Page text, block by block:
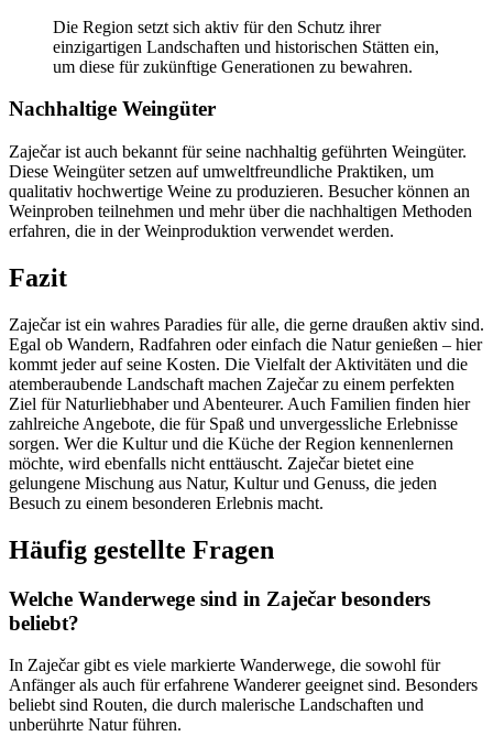
Die Region setzt sich aktiv für den Schutz ihrer
einzigartigen Landschaften und historischen Stätten ein,
um diese für zukünftige Generationen zu bewahren.
Nachhaltige Weingüter
Zaječar ist auch bekannt für seine nachhaltig geführten Weingüter.
Diese Weingüter setzen auf umweltfreundliche Praktiken, um
qualitativ hochwertige Weine zu produzieren. Besucher können an
Weinproben teilnehmen und mehr über die nachhaltigen Methoden
erfahren, die in der Weinproduktion verwendet werden.
Fazit
Zaječar ist ein wahres Paradies für alle, die gerne draußen aktiv sind.
Egal ob Wandern, Radfahren oder einfach die Natur genießen – hier
kommt jeder auf seine Kosten. Die Vielfalt der Aktivitäten und die
atemberaubende Landschaft machen Zaječar zu einem perfekten
Ziel für Naturliebhaber und Abenteurer. Auch Familien finden hier
zahlreiche Angebote, die für Spaß und unvergessliche Erlebnisse
sorgen. Wer die Kultur und die Küche der Region kennenlernen
möchte, wird ebenfalls nicht enttäuscht. Zaječar bietet eine
gelungene Mischung aus Natur, Kultur und Genuss, die jeden
Besuch zu einem besonderen Erlebnis macht.
Häufig gestellte Fragen
Welche Wanderwege sind in Zaječar besonders
beliebt?
In Zaječar gibt es viele markierte Wanderwege, die sowohl für
Anfänger als auch für erfahrene Wanderer geeignet sind. Besonders
beliebt sind Routen, die durch malerische Landschaften und
unberührte Natur führen.